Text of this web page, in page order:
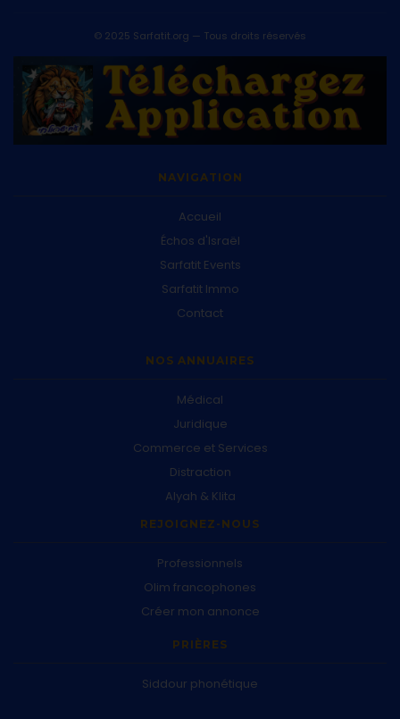
© 2025 Sarfatit.org — Tous droits réservés
NAVIGATION
Accueil
Échos d'Israël
Sarfatit Events
Sarfatit Immo
Contact
NOS ANNUAIRES
Médical
Juridique
Commerce et Services
Distraction
Alyah & Klita
REJOIGNEZ-NOUS
Professionnels
Olim francophones
Créer mon annonce
PRIÈRES
Siddour phonétique